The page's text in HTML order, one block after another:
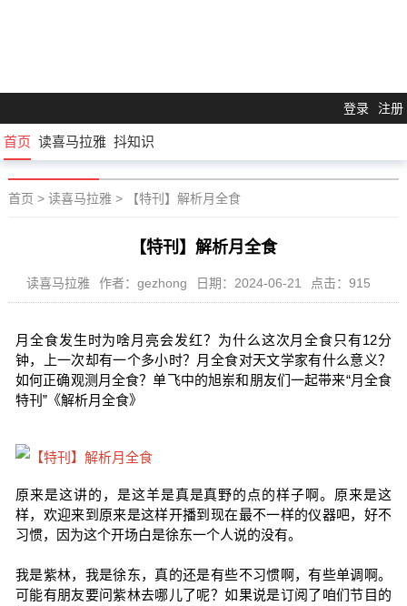
登录 注册
首页 读喜马拉雅 抖知识
首页 > 读喜马拉雅> 【特刊】解析月全食
【特刊】解析月全食
读喜马拉雅 作者：gezhong 日期：2024-06-21 点击：915
月全食发生时为啥月亮会发红？为什么这次月全食只有12分
钟，上一次却有一个多小时？月全食对天文学家有什么意义？
如何正确观测月全食？单飞中的旭岽和朋友们一起带来“月全食
特刊”《解析月全食》
原来是这讲的，是这羊是真是真野的点的样子啊。原来是这
样，欢迎来到原来是这样开播到现在最不一样的仪器吧，好不
习惯，因为这个开场白是徐东一个人说的没有。
我是紫林，我是徐东，真的还是有些不习惯啊，有些单调啊。
可能有朋友要问紫林去哪儿了呢？如果说是订阅了咱们节目的